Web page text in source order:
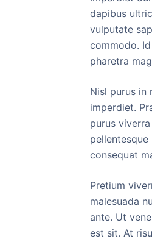
dapibus
vulputate
commodo.
pharetra
Nisl purus in
imperdiet.
purus
consequat
Pretium
malesuada
ante. Ut
est sit. At